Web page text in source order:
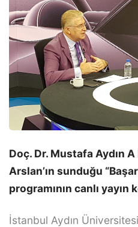
Doç. Dr. Mustafa Aydın
Arslan’ın sunduğu
programının canlı yayın
İstanbul Aydın